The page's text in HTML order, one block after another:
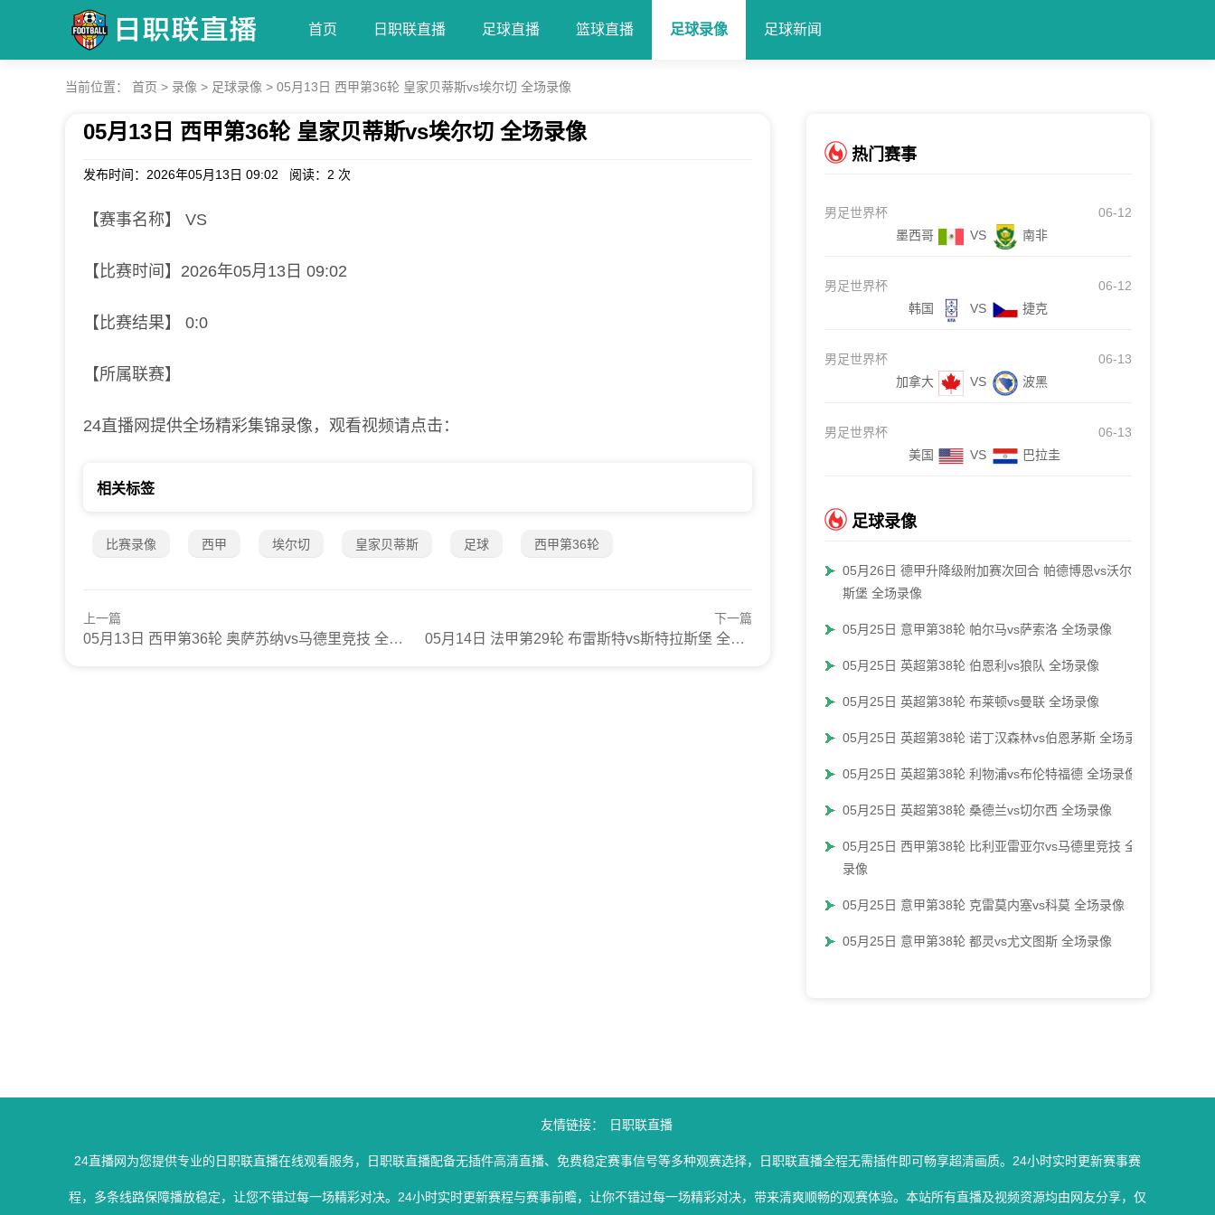
首页 日职联直播 足球直播 篮球直播 足球录像 足球新闻
当前位置： 首页 > 录像 > 足球录像 > 05月13日 西甲第36轮 皇家贝蒂斯vs埃尔切 全场录像
05月13日 西甲第36轮 皇家贝蒂斯vs埃尔切 全场录像
发布时间：2026年05月13日 09:02 阅读： 2 次
【赛事名称】 VS
【比赛时间】2026年05月13日 09:02
【比赛结果】 0:0
【所属联赛】
24直播网提供全场精彩集锦录像，观看视频请点击：
相关标签
比赛录像 西甲 埃尔切 皇家贝蒂斯 足球 西甲第36轮
上一篇
05月13日 西甲第36轮 奥萨苏纳vs马德里竞技 全场录像
下一篇
05月14日 法甲第29轮 布雷斯特vs斯特拉斯堡 全场录像
热门赛事
男足世界杯
06-12
墨西哥
VS 南非
男足世界杯
06-12
韩国
VS 捷克
男足世界杯
06-13
加拿大
VS 波黑
男足世界杯
06-13
美国
VS 巴拉圭
足球录像
05月26日 德甲升降级附加赛次回合 帕德博恩vs沃尔夫
斯堡 全场录像
05月25日 意甲第38轮 帕尔马vs萨索洛 全场录像
05月25日 英超第38轮 伯恩利vs狼队 全场录像
05月25日 英超第38轮 布莱顿vs曼联 全场录像
05月25日 英超第38轮 诺丁汉森林vs伯恩茅斯 全场录像
05月25日 英超第38轮 利物浦vs布伦特福德 全场录像
05月25日 英超第38轮 桑德兰vs切尔西 全场录像
05月25日 西甲第38轮 比利亚雷亚尔vs马德里竞技 全场
录像
05月25日 意甲第38轮 克雷莫内塞vs科莫 全场录像
05月25日 意甲第38轮 都灵vs尤文图斯 全场录像
友情链接： 日职联直播
24直播网为您提供专业的日职联直播在线观看服务，日职联直播配备无插件高清直播、免费稳定赛事信号等多种观赛选择，日职联直播全程无需插件即可畅享超清画质。24小时实时更新赛事赛
程，多条线路保障播放稳定，让您不错过每一场精彩对决。24小时实时更新赛程与赛事前瞻，让你不错过每一场精彩对决，带来清爽顺畅的观赛体验。本站所有直播及视频资源均由网友分享，仅